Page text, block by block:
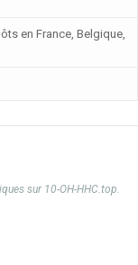
en France, Belgique,
sur 10-OH-HHC.top.